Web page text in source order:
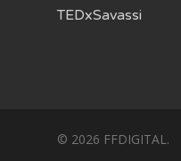
TEDxSavassi
© 2026 FFDIGITAL.